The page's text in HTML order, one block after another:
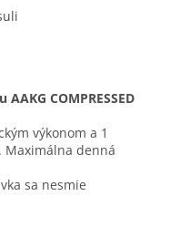
COMPRESSED
výkonom a 1
Maximálna denná
sa nesmie